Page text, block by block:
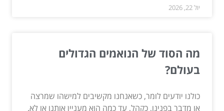
יול 22, 2026
מה הסוד של הנואמים הגדולים
בעולם?
כולנו יודעים לומר, כשאנחנו מקשיבים למישהו שמרצה
או מדבר בפנינו, כקהל, עד כמה הוא מעניין אותנו או לא.